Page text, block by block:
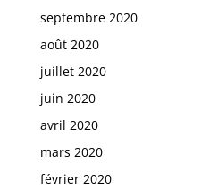
septembre 2020
août 2020
juillet 2020
juin 2020
avril 2020
mars 2020
février 2020